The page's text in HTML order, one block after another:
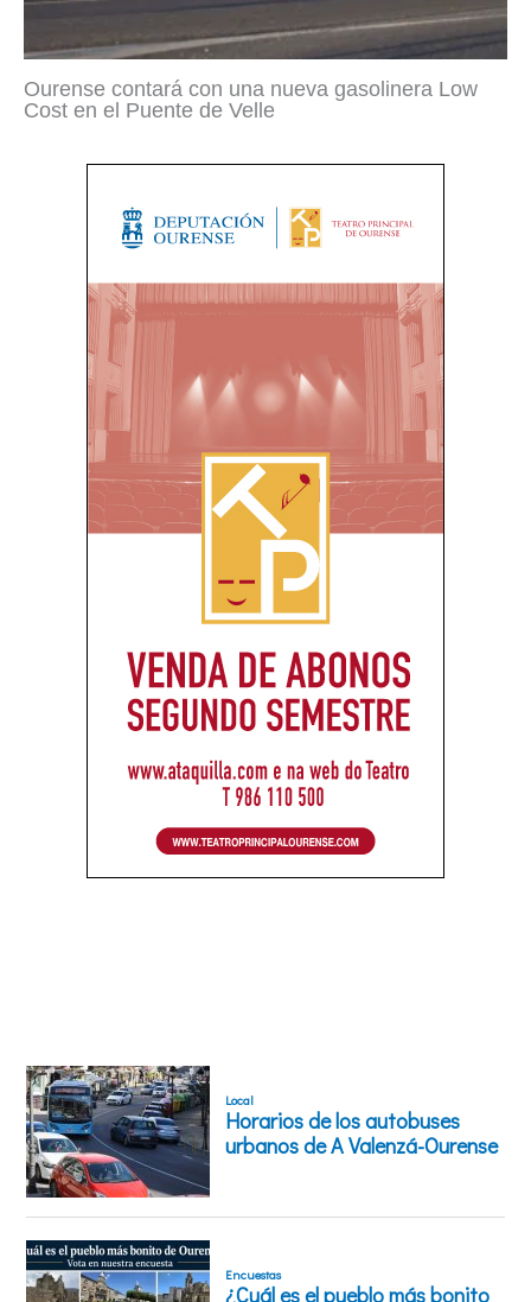
Ourense contará con una nueva gasolinera Low
Cost en el Puente de Velle